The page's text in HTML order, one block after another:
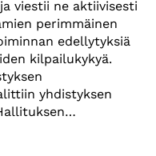
viestii ne aktiivisesti
perimmäinen
edellytyksiä
kilpailukykyä.
yhdistyksen